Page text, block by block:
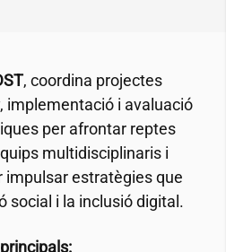
, coordina projectes
implementació i avaluació
per afrontar reptes
multidisciplinaris i
impulsar estratègies que
social i la inclusió digital.